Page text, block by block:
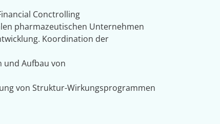
Conctrolling
pharmazeutischen Unternehmen
Koordination der
Aufbau von
von Struktur-Wirkungsprogrammen